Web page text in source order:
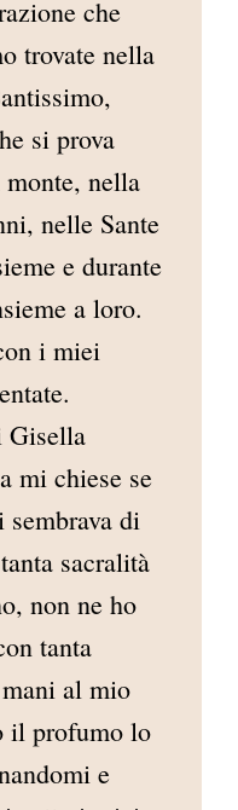
che
trovate nella
si prova
nella
nelle Sante
e durante
a loro.
i miei
Gisella
mi chiese se
sembrava di
sacralità
non ne ho
tanta
al mio
il profumo lo
e